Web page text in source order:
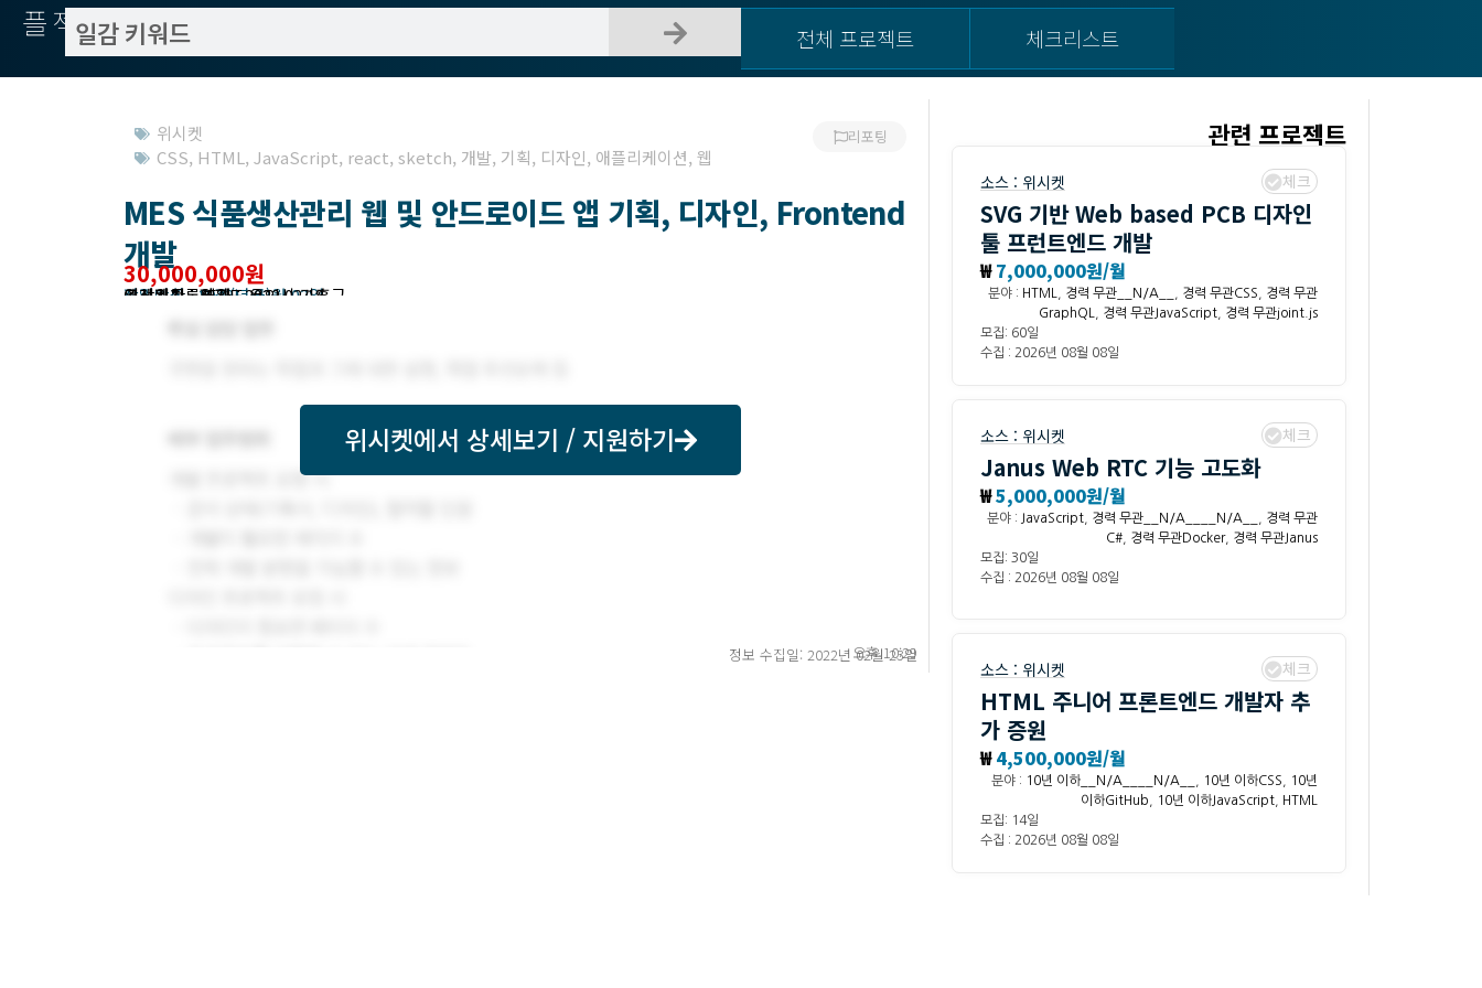
플젝서치 전체 프로젝트 체크리스트
위시켓
CSS, HTML , JavaScript, react, sketch, 개발, 기획, 디자인, 애플리케이션, 웹
리포팅
MES 식품생산관리 웹 및 안드로이드 앱 기획, 디자인, Frontend
개발
30,000,000원
작업방식 : 외주(도급)
모집기한 : 2022년 03월 02일
예상기간 : 45일
위시켓등록일자 : 2022.02.18.
고객위치 : 경기도 용인시 기흥구
위시켓에서 상세보기 / 지원하기
정보 수집일: 2022년 02월 23일
오후 10:29
관련 프로젝트
소스 : 위시켓 체크
SVG 기반 Web based PCB 디자인
툴 프런트엔드 개발
₩7,000,000원/월
분야 : HTML 경력 무관__N/A__ 경력 무관CSS
경력 무관
GraphQL
경력 무관JavaScript
경력 무관joint.js
모집: 60일
수집 : 2026년 08월 08일
소스 : 위시켓 체크
Janus Web RTC 기능 고도화
₩5,000,000원/월
분야 : JavaScript 경력 무관__N/A____N/A__
경력 무관
C#
경력 무관Docker, 경력 무관Janus
모집: 30일
수집 : 2026년 08월 08일
소스 : 위시켓 체크
HTML 주니어 프론트엔드 개발자 추
가 증원
₩4,500,000원/월
분야 : 10년 이하__N/A____N/A__ 10년 이하CSS
10년
이하GitHub
10년 이하JavaScript
HTML
모집: 14일
수집 : 2026년 08월 08일